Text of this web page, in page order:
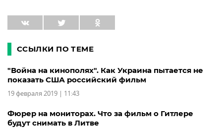
ССЫЛКИ ПО ТЕМЕ
"Война на кинополях". Как Украина пытается не
показать США российский фильм
19 февраля 2019 | 11:43
Фюрер на мониторах. Что за фильм о Гитлере
будут снимать в Литве